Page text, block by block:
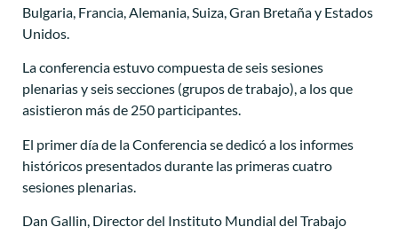
Bulgaria, Francia, Alemania, Suiza, Gran Bretaña y Estados
Unidos.
La conferencia estuvo compuesta de seis sesiones
plenarias y seis secciones (grupos de trabajo), a los que
asistieron más de 250 participantes.
El primer día de la Conferencia se dedicó a los informes
históricos presentados durante las primeras cuatro
sesiones plenarias.
Dan Gallin, Director del Instituto Mundial del Trabajo